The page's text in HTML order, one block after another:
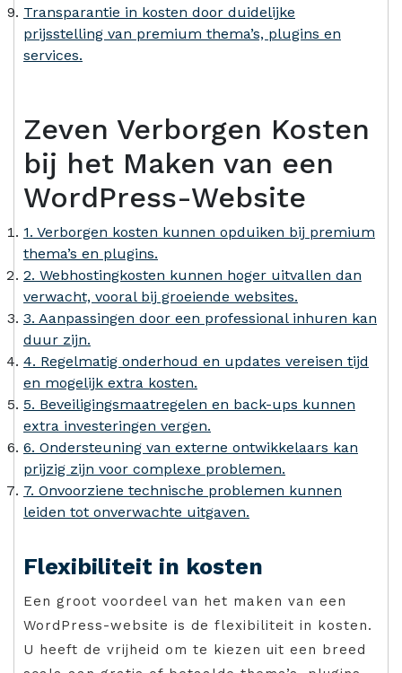
Transparantie in kosten door duidelijke
prijsstelling van premium thema’s, plugins en
services.
Zeven Verborgen Kosten
bij het Maken van een
WordPress-Website
1. Verborgen kosten kunnen opduiken bij premium
thema’s en plugins.
2. Webhostingkosten kunnen hoger uitvallen dan
verwacht, vooral bij groeiende websites.
3. Aanpassingen door een professional inhuren kan
duur zijn.
4. Regelmatig onderhoud en updates vereisen tijd
en mogelijk extra kosten.
5. Beveiligingsmaatregelen en back-ups kunnen
extra investeringen vergen.
6. Ondersteuning van externe ontwikkelaars kan
prijzig zijn voor complexe problemen.
7. Onvoorziene technische problemen kunnen
leiden tot onverwachte uitgaven.
Flexibiliteit in kosten
Een groot voordeel van het maken van een
WordPress-website is de flexibiliteit in kosten.
U heeft de vrijheid om te kiezen uit een breed